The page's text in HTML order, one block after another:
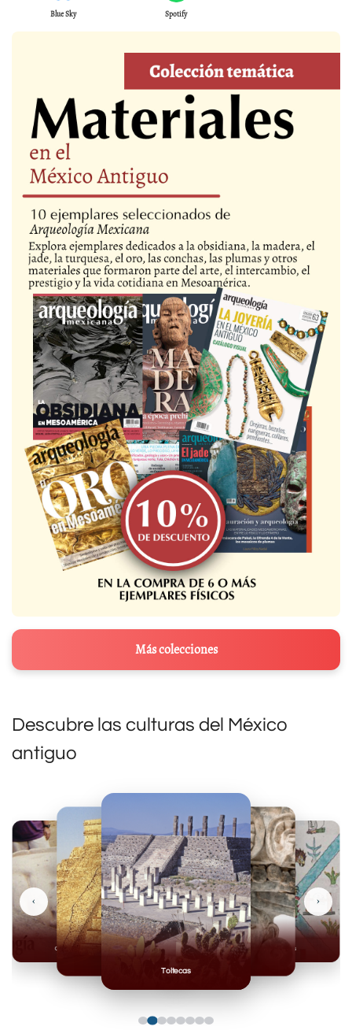
Blue Sky Spotify
Más colecciones
Descubre las culturas del México
antiguo
Toltecas
Mexicas
Olmecas
‹ ›